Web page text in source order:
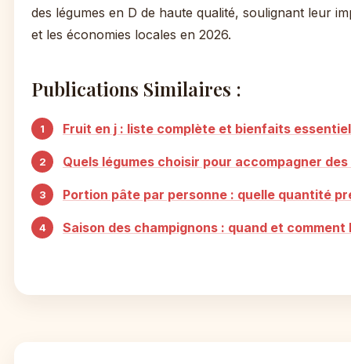
des légumes en D de haute qualité, soulignant leur
et les économies locales en 2026.
Publications Similaires :
Fruit en j : liste complète et bienfaits
Quels légumes choisir pour accompagner
Portion pâte par personne : quelle quantité
Saison des champignons : quand et